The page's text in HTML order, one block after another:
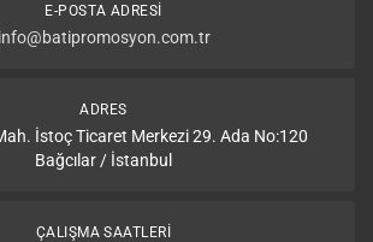
E-POSTA ADRESI
info@batipromosyon.com.tr
ADRES
İstoç Ticaret Merkezi 29. Ada No:120
Bağcılar / İstanbul
ÇALIŞMA SAATLERI